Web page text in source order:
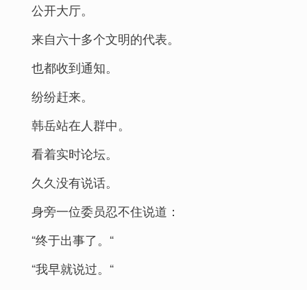
公开大厅。
来自六十多个文明的代表。
也都收到通知。
纷纷赶来。
韩岳站在人群中。
看着实时论坛。
久久没有说话。
身旁一位委员忍不住说道：
“终于出事了。“
“我早就说过。“